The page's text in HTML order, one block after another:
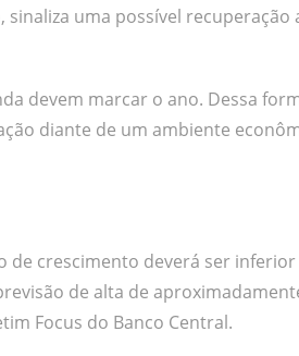
uma possível recuperação
devem marcar o ano. Dessa
diante de um ambiente
de crescimento deverá ser inferior
de alta de
Focus do Banco Central.